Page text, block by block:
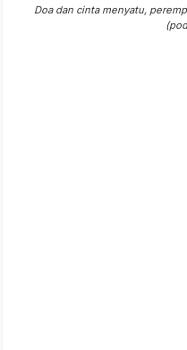
Doa dan cinta menyatu,